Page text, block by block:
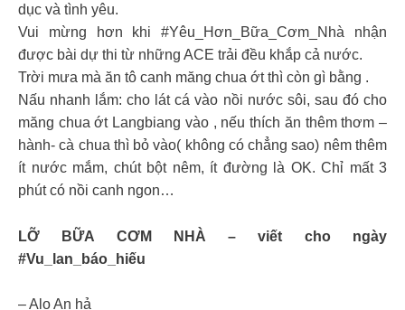
dục và tình yêu.
Vui mừng hơn khi #Yêu_Hơn_Bữa_Cơm_Nhà nhận
được bài dự thi từ những ACE trải đều khắp cả nước.
Trời mưa mà ăn tô canh măng chua ớt thì còn gì bằng .
Nấu nhanh lắm: cho lát cá vào nồi nước sôi, sau đó cho
măng chua ớt Langbiang vào , nếu thích ăn thêm thơm –
hành- cà chua thì bỏ vào( không có chẳng sao) nêm thêm
ít nước mắm, chút bột nêm, ít đường là OK. Chỉ mất 3
phút có nồi canh ngon…
LỠ BỮA CƠM NHÀ – viết cho ngày
#Vu_lan_báo_hiếu
– Alo An hả